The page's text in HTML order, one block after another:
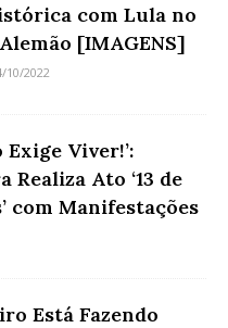
com Lula no
[IMAGENS]
10/2022
Exige Viver!’:
Realiza Ato ‘13 de
com Manifestações
Está Fazendo